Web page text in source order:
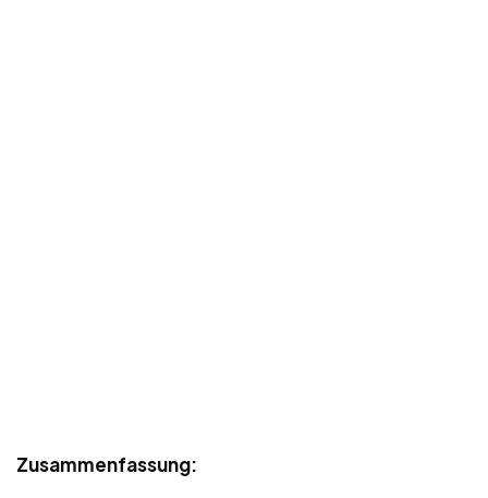
Zusammenfassung: